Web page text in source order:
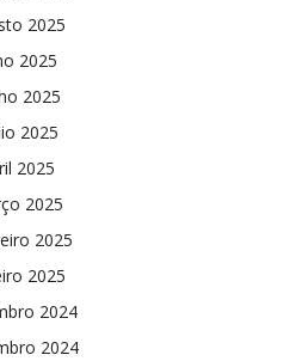
2025
2025
2025
2025
2025
2025
2025
2025
2024
2024